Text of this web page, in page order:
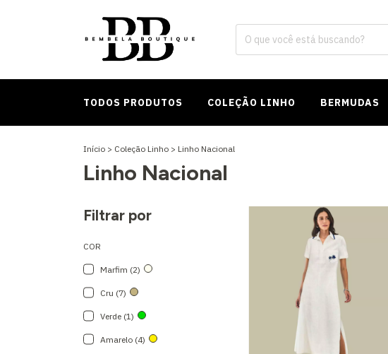
TODOS PRODUTOS COLEÇÃO LINHO BERMUDAS
Início > Coleção Linho > Linho Nacional
Linho Nacional
Filtrar por
COR
Marfim (2)
Cru (7)
Verde (1)
Amarelo (4)